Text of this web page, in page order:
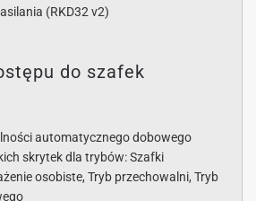
(RKD32 v2)
do szafek
automatycznego dobowego
skrytek dla trybów: Szafki
osobiste, Tryb przechowalni, Tryb